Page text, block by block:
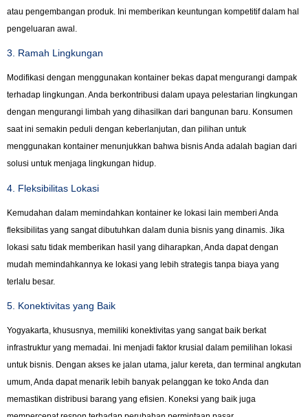
atau pengembangan produk. Ini memberikan keuntungan kompetitif dalam hal
pengeluaran awal.
3. Ramah Lingkungan
Modifikasi dengan menggunakan kontainer bekas dapat mengurangi dampak
terhadap lingkungan. Anda berkontribusi dalam upaya pelestarian lingkungan
dengan mengurangi limbah yang dihasilkan dari bangunan baru. Konsumen
saat ini semakin peduli dengan keberlanjutan, dan pilihan untuk
menggunakan kontainer menunjukkan bahwa bisnis Anda adalah bagian dari
solusi untuk menjaga lingkungan hidup.
4. Fleksibilitas Lokasi
Kemudahan dalam memindahkan kontainer ke lokasi lain memberi Anda
fleksibilitas yang sangat dibutuhkan dalam dunia bisnis yang dinamis. Jika
lokasi satu tidak memberikan hasil yang diharapkan, Anda dapat dengan
mudah memindahkannya ke lokasi yang lebih strategis tanpa biaya yang
terlalu besar.
5. Konektivitas yang Baik
Yogyakarta, khususnya, memiliki konektivitas yang sangat baik berkat
infrastruktur yang memadai. Ini menjadi faktor krusial dalam pemilihan lokasi
untuk bisnis. Dengan akses ke jalan utama, jalur kereta, dan terminal angkutan
umum, Anda dapat menarik lebih banyak pelanggan ke toko Anda dan
memastikan distribusi barang yang efisien. Koneksi yang baik juga